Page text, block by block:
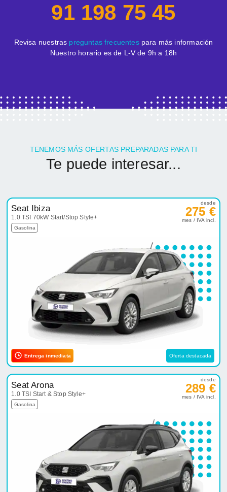
91 198 75 45
Revisa nuestras preguntas frecuentespara más información
Nuestro horario es de L-V de 9h a 18h
TENEMOS MÁS OFERTAS PREPARADAS PARA TI
Te puede interesar...
Seat Ibiza
1.0 TSI 70kW Start/Stop Style+
Gasolina
desde
275 €
mes / IVA incl.
Entrega inmediata Oferta destacada
Seat Arona
1.0 TSI Start & Stop Style+
Gasolina
desde
289 €
mes / IVA incl.